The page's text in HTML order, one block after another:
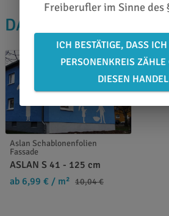
DAS PASST DAZU
Aslan Schablonenfolien
Fassade
ASLAN S 41 - 125 cm
ab 6,99 € / m² 10,04 €
Freiberufler im Sinne des
ICH BESTÄTIGE, DASS
PERSONENKREIS ZÄHLE
DIESEN